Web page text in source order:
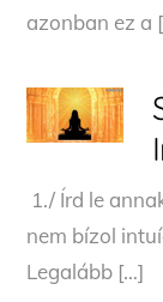
azonban ez a
1./ Írd le
nem bízol
Legalább […]